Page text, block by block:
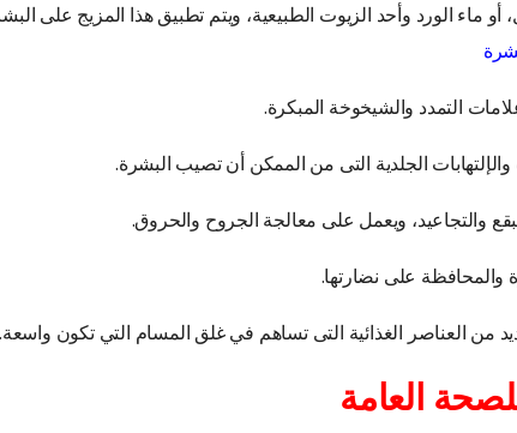
ماء الورد وأحد الزيوت الطبيعية، ويتم تطبيق هذا المزيج على
العامة